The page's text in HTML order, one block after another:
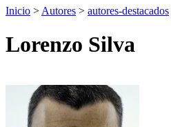
Inicio > Autores > autores-destacados
Lorenzo Silva